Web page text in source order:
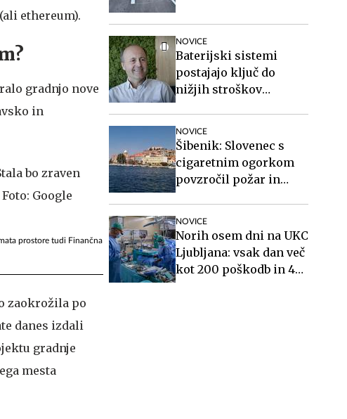
(ali ethereum).
gradnjo nove
in
prostore tudi Finančna
zaokrožila po
danes izdali
gradnje
mesta
NOVICE
Baterijski sistemi
postajajo ključ do
nižjih stroškov
NOVICE
Šibenik: Slovenec s
cigaretnim ogorkom
povzročil požar in
NOVICE
Norih osem dni na UKC
Ljubljana: vsak dan več
kot 200 poškodb in 40